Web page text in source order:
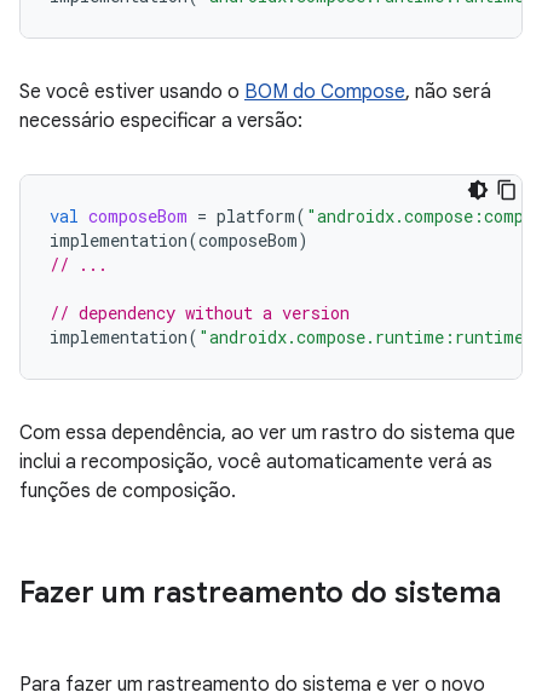
Se você estiver usando o BOM do Compose, não será
necessário especificar a versão:
val composeBom = platform(
implementation(composeBom)
// ...
// dependency without a version
implementation(
Com essa dependência, ao ver um rastro do sistema que
inclui a recomposição, você automaticamente verá as
funções de composição.
Fazer um rastreamento do sistema
Para fazer um rastreamento do sistema e ver o novo